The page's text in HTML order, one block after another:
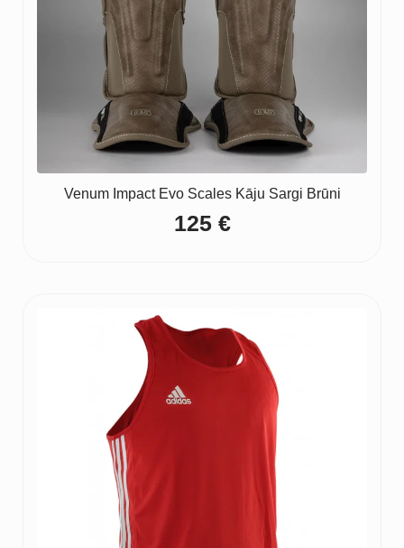
Venum Impact Evo Scales Kāju Sargi Brūni
125 €